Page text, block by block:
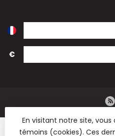
€
En visitant notre site,
témoins (cookies). Ces